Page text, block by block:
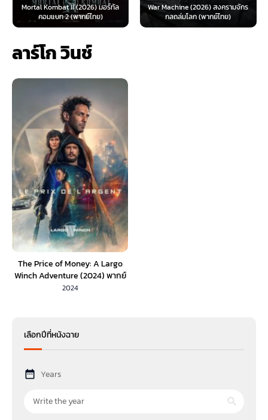
Mortal Kombat II (2026) มอร์ทัล
คอมแบท 2 (พากย์ไทย)
War Machine (2026) สงครามจักร
กลถล่มโลก (พากย์ไทย)
ลาร์โก วินช์
The Price of Money: A Largo
Winch Adventure (2024) พากย์
ไทย
2024
เลือกปีที่หนังฉาย
Years